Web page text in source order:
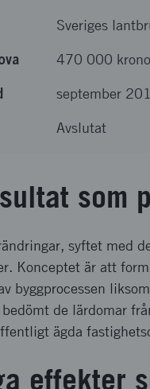
Sveriges
470 000
september
Avslutat
som
syftet med
Konceptet är att
byggprocessen
de lärdomar
ägda
effekter